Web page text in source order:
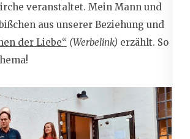
veranstaltet. Mein Mann und
aus unserer Beziehung und
der Liebe“ (Werbelink) erzählt. So